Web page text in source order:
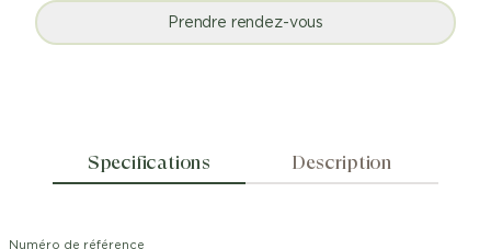
Prendre rendez-vous
Specifications Description
Numéro de référence